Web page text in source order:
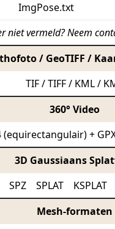
ImgPose.txt
niet vermeld? Neem
/ GeoTIFF /
TIF / TIFF / KML /
360° Video
(equirectangulair) +
3D Gaussiaans
SPZ SPLAT
Mesh-formaten